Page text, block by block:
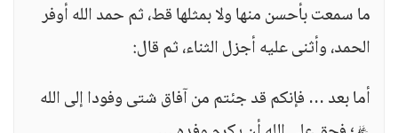
ما سمعت بأحسن منها ولا بمثلها قط، ثم حمد الله أوفر
الحمد، وأثنى عليه أجزل الثناء، ثم قال:
أما بعد … فإنكم قد جئتم من آفاق شتى وفودا إلى الله